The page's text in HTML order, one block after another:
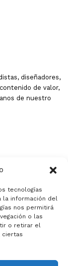
tecnologías
la información del
nos permitirá
o las
o retirar el
ciertas
diseñadores,
de valor,
de nuestro